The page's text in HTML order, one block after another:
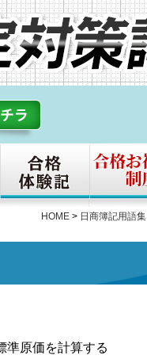
HOME > 日商簿記用語集
原価を計算する